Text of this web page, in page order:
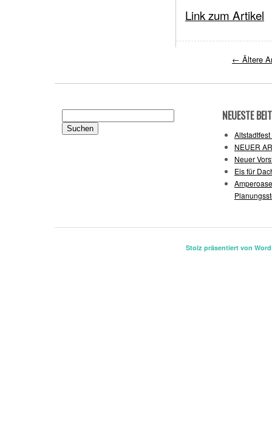
Link zum Artikel
← Ältere
nach:
NEUESTE
Altstadtfest
NEUER
Neuer
Eis für
Stolz präsentiert von